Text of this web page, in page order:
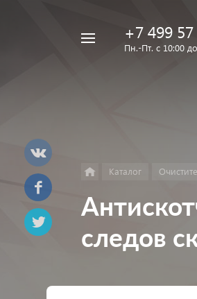
+7 499
Пн.-Пт. с 10:00
Каталог
следов